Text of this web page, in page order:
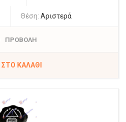
Θέση: Αριστερά
ΠΡΟΒΟΛΗ
ΣΤΟ ΚΑΛΆΘΙ